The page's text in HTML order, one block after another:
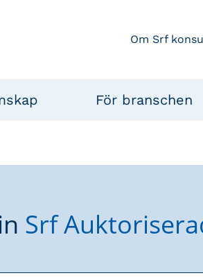
Om Srf
För branschen
Srf